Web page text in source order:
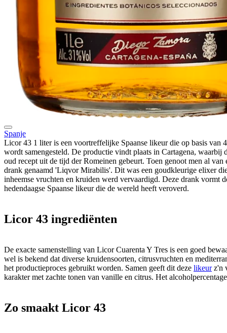
Spanje
Licor 43 1 liter is een voortreffelijke Spaanse likeur die op basis van
wordt samengesteld. De productie vindt plaats in Cartagena, waarbij
oud recept uit de tijd der Romeinen gebeurt. Toen genoot men al van
drank genaamd 'Liqvor Mirabilis'. Dit was een goudkleurige elixer
inheemse vruchten en kruiden werd vervaardigd. Deze drank vormt
hedendaagse Spaanse likeur die de wereld heeft veroverd.
Licor 43 ingrediënten
De exacte samenstelling van Licor Cuarenta Y Tres is een goed
wel is bekend dat diverse kruidensoorten, citrusvruchten en
het productieproces gebruikt worden. Samen geeft dit deze likeurz'n
karakter met zachte tonen van vanille en citrus. Het
Zo smaakt Licor 43